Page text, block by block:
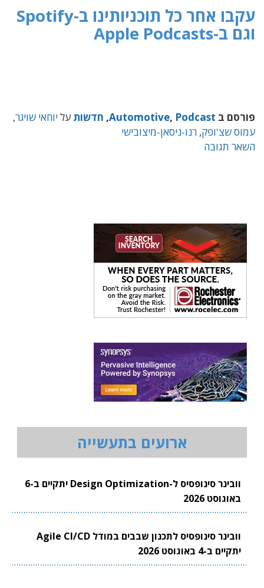
עקבו אחר כל תוכניותינו ב-Spotify
וגם ב-Apple Podcasts
פורסם ב Automotive, Podcast
, חדשות עליוחאי שויגר,
עמוס שצ'ופק, רנו-ניסאן-מיצובישי
השאר תגובה
ארועים בתעשייה
וובינר סינופסיס ל-Design Optimization יתקיים ב-6
באוגוסט 2026
וובינר סינופסיס לתכנון שבבים במודל Agile CI/CD
יתקיים ב-4 באוגוסט 2026